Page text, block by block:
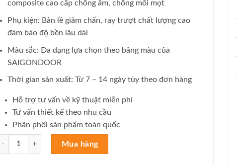
composite cao cấp chống ẩm, chống mối mọt
Phụ kiện: Bản lề giảm chấn, ray trượt chất lượng cao
đảm bảo độ bền lâu dài
Màu sắc: Đa dạng lựa chọn theo bảng màu của
SAIGONDOOR
Thời gian sản xuất: Từ 7 – 14 ngày tùy theo đơn hàng
Hỗ trợ tư vấn về kỹ thuật miễn phí
Tư vấn thiết kế theo nhu cầu
Phân phối sản phẩm toàn quốc
Tủ Kệ Bếp 60 số lượng
Mua hàng